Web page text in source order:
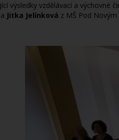
výsledky vzdělávací a
Jitka Jelínková z MŠ Pod